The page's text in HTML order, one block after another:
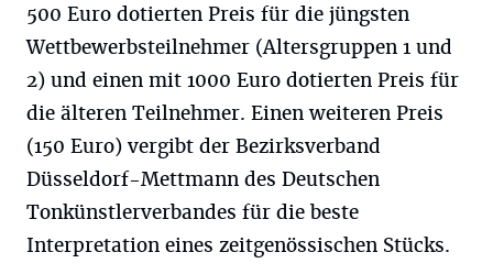
500 Euro dotierten Preis für die jüngsten
Wettbewerbsteilnehmer (Altersgruppen 1 und
2) und einen mit 1000 Euro dotierten Preis für
die älteren Teilnehmer. Einen weiteren Preis
(150 Euro) vergibt der Bezirksverband
Düsseldorf-Mettmann des Deutschen
Tonkünstlerverbandes für die beste
Interpretation eines zeitgenössischen Stücks.